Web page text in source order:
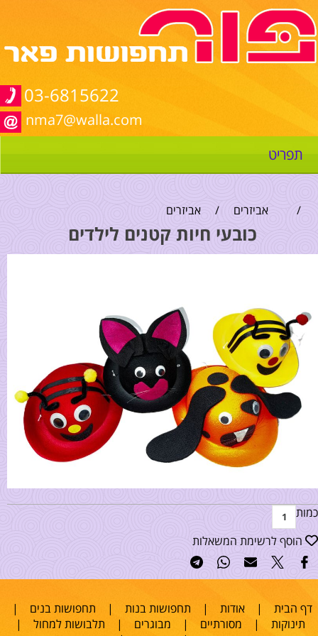
03-6815622
nma7@walla.com
תפריט
/ אביזרים / אביזרים
כובעי חיות קטנים לילדים
כמות
הוסף לרשימת המשאלות
דף הבית |אודות | תחפושות בנות | תחפושות בנים |
תינוקות | מסורתיים | מבוגרים | תלבושות למחול |